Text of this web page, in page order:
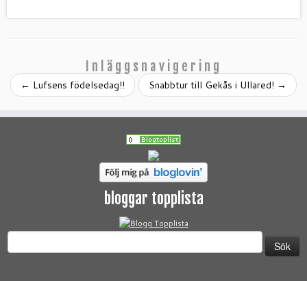
Inläggsnavigering
← Lufsens födelsedag!! Snabbtur till Gekås i Ullared! →
bloggar topplista
efter: